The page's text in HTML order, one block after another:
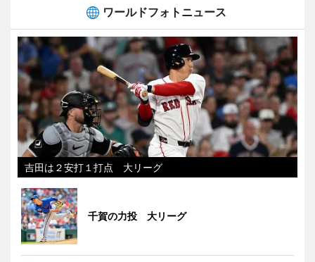
ワールドフォトニュース
吉田は２安打１打点 大リーグ
千賀の力投 大リーグ